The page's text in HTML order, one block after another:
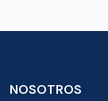
NOSOTROS